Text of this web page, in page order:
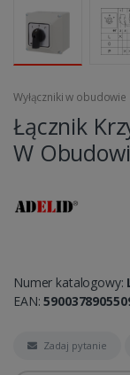
Wyłączniki w obudowie
Łącznik
W
Numer katalogowy:
EAN:
Zadaj pytanie